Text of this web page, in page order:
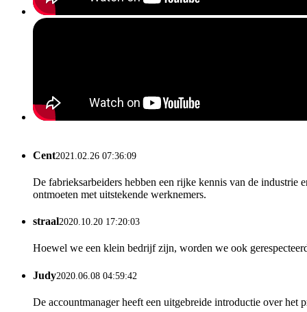
Cent2021.02.26 07:36:09
De fabrieksarbeiders hebben een rijke kennis van de industrie
ontmoeten met uitstekende werknemers.
straal2020.10.20 17:20:03
Hoewel we een klein bedrijf zijn, worden we ook
Judy2020.06.08 04:59:42
De accountmanager heeft een uitgebreide introductie over het